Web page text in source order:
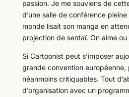
passion. Je me souviens de
d’une salle de conférence
monde lisait son manga en
projection de sentaï. On aime ou
Si Cartoonist peut s’imposer
grande convention européenne,
néanmoins critiquables. Tout
d’organisation avec un